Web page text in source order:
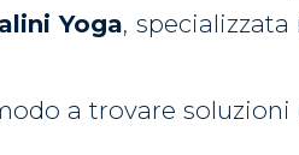
Yoga, specializzata
a trovare